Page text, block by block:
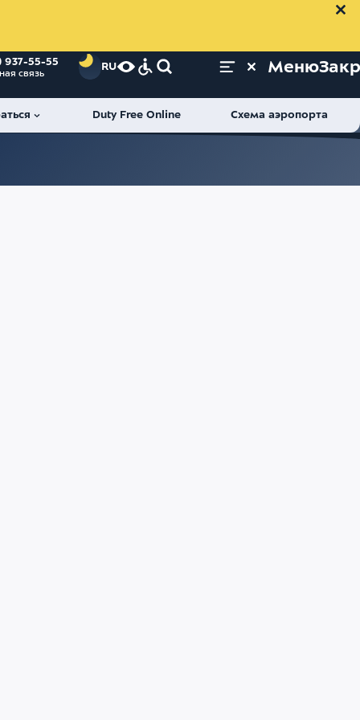
937-55-55
связь
RU Меню
Duty Free Online Схема аэропорта